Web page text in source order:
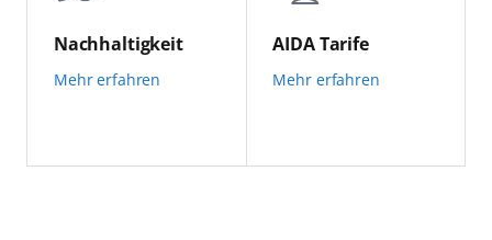
Mehr erfahren
Nachhaltigkeit
Mehr erfahren
AIDA Tarife